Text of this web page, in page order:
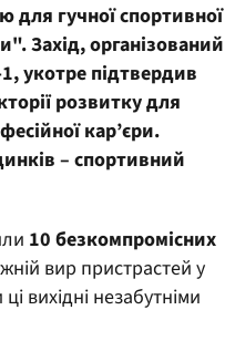
для гучної спортивної
Захід, організований
укотре підтвердив
розвиткудля
кар’єри.
– спортивний
10 безкомпромісних
вир пристрастей у
вихідні незабутніми